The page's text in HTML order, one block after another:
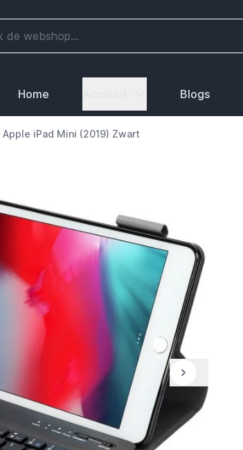
Home Blogs
iPad Mini (2019) Zwart